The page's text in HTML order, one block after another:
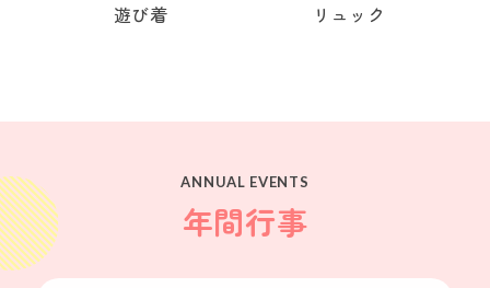
遊び着 リュック
ANNUAL EVENTS
年間行事